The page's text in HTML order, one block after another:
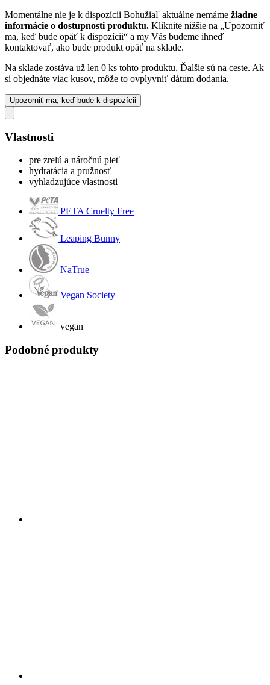
Momentálne nie je k dispozícii Bohužiaľ aktuálne nemáme žiadne
informácie o dostupnosti produktu. Kliknite nižšie na „Upozorniť
ma, keď bude opäť k dispozícii“ a my Vás budeme ihneď
kontaktovať, ako bude produkt opäť na sklade.
Na sklade zostáva už len 0 ks tohto produktu. Ďalšie sú na ceste. Ak
si objednáte viac kusov, môže to ovplyvniť dátum dodania.
Upozorniť ma, keď bude k dispozícii
Vlastnosti
pre zrelú a náročnú pleť
hydratácia a pružnosť
vyhladzujúce vlastnosti
PETA Cruelty Free
Leaping Bunny
NaTrue
Vegan Society
vegan
Podobné produkty